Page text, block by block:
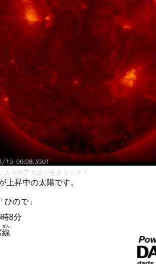
入りのアイコンをクリック！
上昇中の太陽です。
「ひので」
8分
線
せん